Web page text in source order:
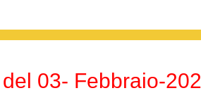
03- Febbraio-